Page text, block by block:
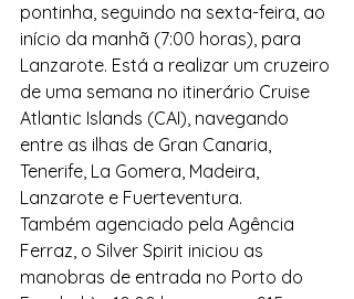
pontinha, seguindo na sexta-feira, ao
início da manhã (7:00 horas), para
Lanzarote. Está a realizar um cruzeiro
de uma semana no itinerário Cruise
Atlantic Islands (CAI), navegando
entre as ilhas de Gran Canaria,
Tenerife, La Gomera, Madeira,
Lanzarote e Fuerteventura.
Também agenciado pela Agência
Ferraz, o Silver Spirit iniciou as
manobras de entrada no Porto do